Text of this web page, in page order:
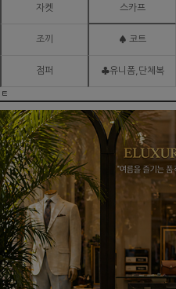
자켓 스카프
조끼 ♠ 코트
점퍼 ♣유니폼,단체복
ㅌ